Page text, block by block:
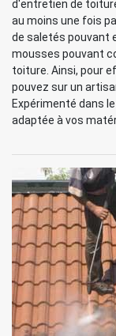
d'entretien de
au moins une fois
de saletés pouvant
mousses pouvant
toiture. Ainsi, pour
pouvez sur un
Expérimenté dans
adaptée à vos